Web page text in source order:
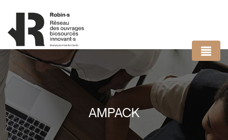
AMPACK